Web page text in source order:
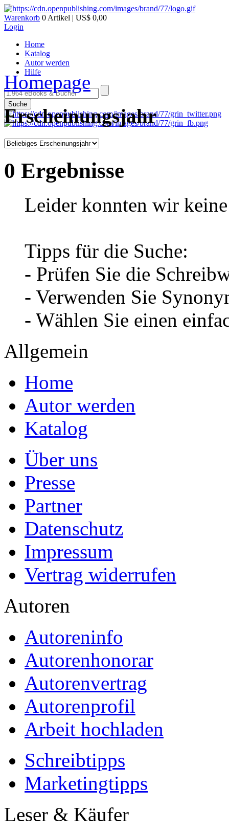
Warenkorb 0 Artikel | US$ 0,00
Login
Home
Katalog
Autor werden
Hilfe
Suche
Homepage
Erscheinungsjahr
0 Ergebnisse
Leider konnten wir
Tipps für die Suche:
- Prüfen Sie die
- Verwenden Sie
- Wählen Sie einen
Allgemein
Home
Autor werden
Katalog
Über uns
Presse
Partner
Datenschutz
Impressum
Vertrag widerrufen
Autoren
Autoreninfo
Autorenhonorar
Autorenvertrag
Autorenprofil
Arbeit hochladen
Schreibtipps
Marketingtipps
Leser & Käufer